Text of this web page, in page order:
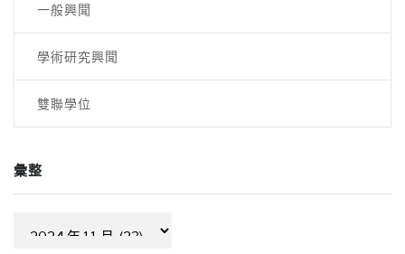
一般興聞
學術研究興聞
雙聯學位
彙整